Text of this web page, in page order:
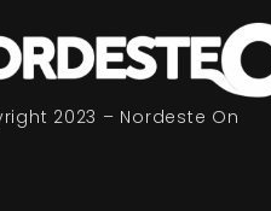
2023 – Nordeste On